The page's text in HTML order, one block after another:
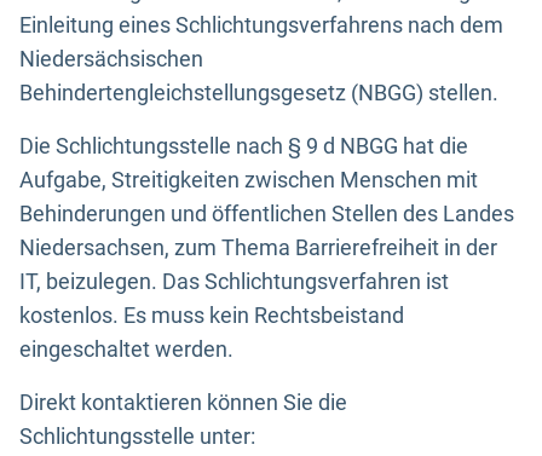
Einleitung eines Schlichtungsverfahrens nach dem
Niedersächsischen
Behindertengleichstellungsgesetz (NBGG) stellen.
Die Schlichtungsstelle nach § 9 d NBGG hat die
Aufgabe, Streitigkeiten zwischen Menschen mit
Behinderungen und öffentlichen Stellen des Landes
Niedersachsen, zum Thema Barrierefreiheit in der
IT, beizulegen. Das Schlichtungsverfahren ist
kostenlos. Es muss kein Rechtsbeistand
eingeschaltet werden.
Direkt kontaktieren können Sie die
Schlichtungsstelle unter: